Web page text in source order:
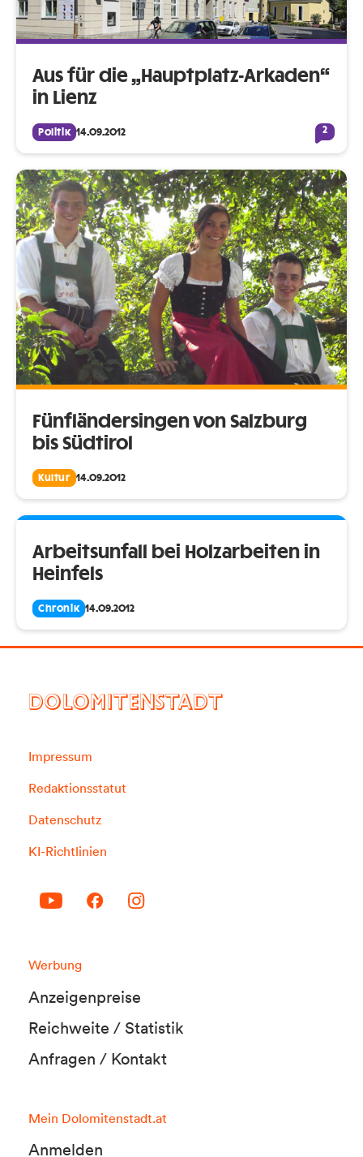
Aus für die „Hauptplatz-Arkaden“
in Lienz
Politik 14.09.2012 2
Fünfländersingen von Salzburg
bis Südtirol
Kultur 14.09.2012
Arbeitsunfall bei Holzarbeiten in
Heinfels
Chronik 14.09.2012
DOLOMITENSTADT
Impressum
Redaktionsstatut
Datenschutz
KI-Richtlinien
Werbung
Anzeigenpreise
Reichweite / Statistik
Anfragen / Kontakt
Mein Dolomitenstadt.at
Anmelden